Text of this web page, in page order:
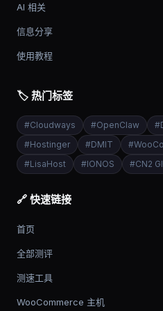
AI 相关
信息分享
使用教程
🏷️ 热门标签
#Cloudways #OpenClaw #
#Hostinger #DMIT #
#LisaHost #IONOS #CN2
🔗 快速链接
首页
全部测评
测速工具
WooCommerce 主机